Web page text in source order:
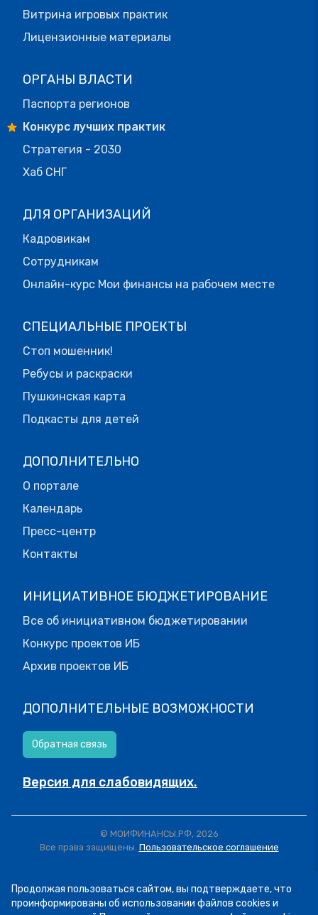
Витрина игровых практик
Лицензионные материалы
ОРГАНЫ ВЛАСТИ
Паспорта регионов
Конкурс лучших практик
Стратегия - 2030
Хаб СНГ
ДЛЯ ОРГАНИЗАЦИЙ
Кадровикам
Сотрудникам
Онлайн-курс Мои финансы на рабочем месте
СПЕЦИАЛЬНЫЕ ПРОЕКТЫ
Стоп мошенник!
Ребусы и раскраски
Пушкинская карта
Подкасты для детей
ДОПОЛНИТЕЛЬНО
О портале
Календарь
Пресс-центр
Контакты
ИНИЦИАТИВНОЕ БЮДЖЕТИРОВАНИЕ
Все об инициативном бюджетировании
Конкурс проектов ИБ
Архив проектов ИБ
ДОПОЛНИТЕЛЬНЫЕ ВОЗМОЖНОСТИ
Обратная связь
Версия для слабовидящих.
© МОИФИНАНСЫ.РФ, 2026
Все права защищены. Пользовательское соглашение
Продолжая пользоваться сайтом, вы подтверждаете, что
проинформированы об использовании файлов cookies и